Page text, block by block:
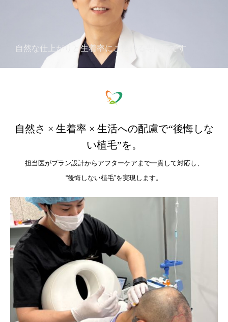
自然な仕上がりと生着率にこだわる専門医です
自然さ × 生着率 × 生活への配慮で“後悔しな
い植毛”を。
担当医がプラン設計からアフターケアまで一貫して対応し、
“後悔しない植毛”を実現します。